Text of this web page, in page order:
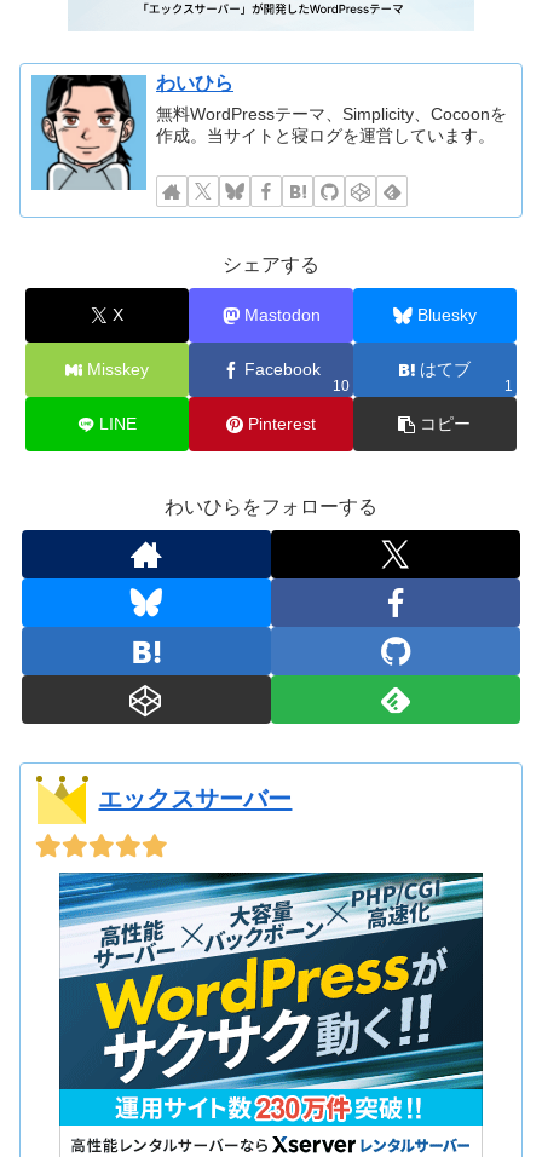
わいひら
無料WordPressテーマ、Simplicity、Cocoonを
作成。当サイトと寝ログを運営しています。
シェアする
X Mastodon Bluesky
Misskey Facebook
10
はてブ
1
LINE Pinterest コピー
わいひらをフォローする
エックスサーバー